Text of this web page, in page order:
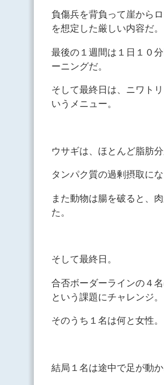
負傷兵を背負って崖から
を想定した厳しい内容だ。
最後の１週間は１日１０
ーニングだ。
そして最終日は、ニワト
いうメニュー。
ウサギは、ほとんど脂肪
タンパク質の過剰摂取にな
また動物は腸を破ると、
た。
そして最終日。
合否ボーダーラインの４
という課題にチャレンジ。
そのうち１名は何と女性
結局１名は途中で足が動か